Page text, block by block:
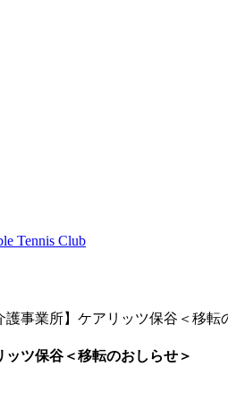
Tennis Club
護事業所】ケアリッツ保谷＜移転
ッツ保谷＜移転のおしらせ＞